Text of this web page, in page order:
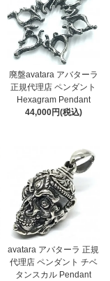
廃盤avatara アバターラ
正規代理店 ペンダント
Hexagram Pendant
44,000円(税込)
avatara アバターラ 正規
代理店 ペンダント チベ
タンスカル Pendant